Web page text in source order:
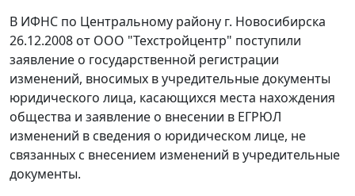
В ИФНС по Центральному району г. Новосибирска
26.12.2008 от ООО "Техстройцентр" поступили
заявление о государственной регистрации
изменений, вносимых в учредительные документы
юридического лица, касающихся места нахождения
общества и заявление о внесении в ЕГРЮЛ
изменений в сведения о юридическом лице, не
связанных с внесением изменений в учредительные
документы.